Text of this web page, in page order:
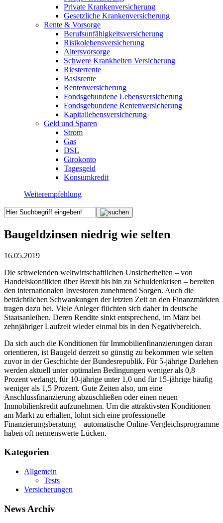
Private Krankenversicherung
Gesetzliche Krankenversicherung
Rente & Vorsorge
Berufs­unfähigkeitsversicherung
Risikolebensversicherung
Altersvorsorge
Schwere Krankheiten Versicherung
Riesterrente
Basisrente
Rentenversicherung
Fondsgebundene Lebensversicherung
Fondsgebundene Rentenversicherung
Kapitallebensversicherung
Geld und Sparen
Strom
Gas
DSL
Girokonto
Tagesgeld
Konsumkredit
Weiterempfehlung
Baugeldzinsen niedrig wie selten
16.05.2019
Die schwelenden weltwirtschaftlichen Unsicherheiten – von
Handelskonflikten über Brexit bis hin zu Schuldenkrisen – bereiten
den internationalen Investoren zunehmend Sorgen. Auch die
beträchtlichen Schwankungen der letzten Zeit an den Finanzmärkten
tragen dazu bei. Viele Anleger flüchten sich daher in deutsche
Staatsanleihen. Deren Rendite sinkt entsprechend, im März bei
zehnjähriger Laufzeit wieder einmal bis in den Negativbereich.
Da sich auch die Konditionen für Immobilienfinanzierungen daran
orientieren, ist Baugeld derzeit so günstig zu bekommen wie selten
zuvor in der Geschichte der Bundesrepublik. Für 5-jährige Darlehen
werden aktuell unter optimalen Bedingungen weniger als 0,8
Prozent verlangt, für 10-jährige unter 1,0 und für 15-jährige häufig
weniger als 1,5 Prozent. Gute Zeiten also, um eine
Anschlussfinanzierung abzuschließen oder einen neuen
Immobilienkredit aufzunehmen. Um die attraktivsten Konditionen
am Markt zu erhalten, lohnt sich eine professionelle
Finanzierungsberatung – automatische Online-Vergleichsprogramme
haben oft nennenswerte Lücken.
Kategorien
Allgemein
Tests
Versicherungen
News Archiv